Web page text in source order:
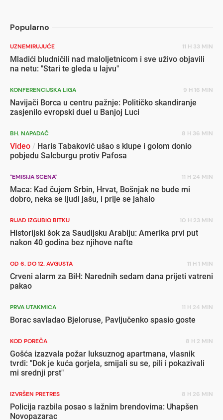
Popularno
UZNEMIRUJUĆE 11 H 33 MIN
Mladići bludničili nad maloljetnicom i sve uživo objavili
na netu: "Stari te gleda u lajvu"
KONFERENCIJSKA LIGA 9 H 16 MIN
Navijači Borca u centru pažnje: Političko skandiranje
zasjenilo evropski duel u Banjoj Luci
BH. NAPADAČ 8 H 36 MIN
Video / Haris Tabaković ušao s klupe i golom donio
pobjedu Salcburgu protiv Pafosa
"EMISIJA SCENA" 11 H 24 MIN
Maca: Kad čujem Srbin, Hrvat, Bošnjak ne bude mi
dobro, neka se ljudi jašu, i prije se jahalo
RIJAD IZGUBIO BITKU 10 H 23 MIN
Historijski šok za Saudijsku Arabiju: Amerika prvi put
nakon 40 godina bez njihove nafte
OD 6. DO 12. AVGUSTA 11 H 1 MIN
Crveni alarm za BiH: Narednih sedam dana prijeti vatreni
pakao
PRVA UTAKMICA 11 H 24 MIN
Borac savladao Bjeloruse, Pavljučenko spasio goste
KOD POREČA 8 H 2 MIN
Gošća izazvala požar luksuznog apartmana, vlasnik
tvrdi: "Dok je kuća gorjela, smijali su se, pili i pokazivali
mi srednji prst"
IZVRŠEN PRETRES 8 H 26 MIN
Policija razbila posao s lažnim brendovima: Uhapšen
Novopazarac